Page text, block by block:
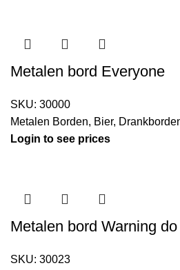
Metalen bord Everyone
SKU: 30000
Metalen Borden, Bier,
Login to see prices
Metalen bord Warning
SKU: 30023